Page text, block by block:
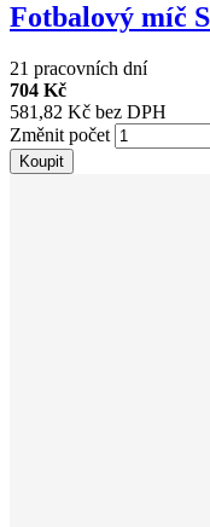
Fotbalový míč
21 pracovních dní
704 Kč
581,82 Kč bez DPH
Změnit počet
Koupit